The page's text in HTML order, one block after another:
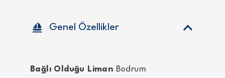
sailing Genel Özellikler
Bağlı Olduğu Liman Bodrum